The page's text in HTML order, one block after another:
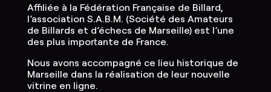
Affiliée à la Fédération Française de Billard,
l’association S.A.B.M. (Société des Amateurs
de Billards et d’échecs de Marseille) est l’une
des plus importante de France.
Nous avons accompagné ce lieu historique de
Marseille dans la réalisation de leur nouvelle
vitrine en ligne.